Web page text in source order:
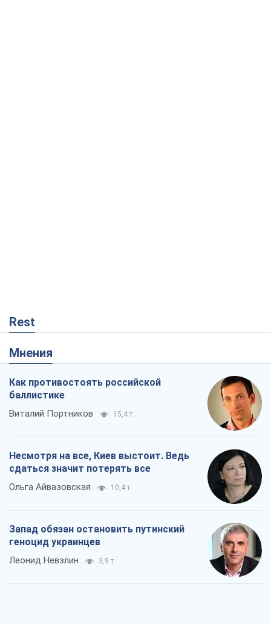
Rest
Мнения
Как противостоять российской
баллистике
Виталий Портников 15,4 т.
Несмотря на все, Киев выстоит. Ведь
сдаться значит потерять все
Ольга Айвазовская 10,4 т.
Запад обязан остановить путинский
геноцид украинцев
Леонид Невзлин 3,9 т.